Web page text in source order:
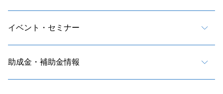
イベント・セミナー
助成金・補助金情報